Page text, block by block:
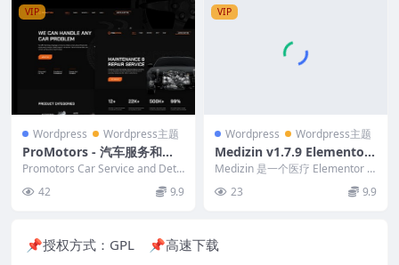
VIP
Wordpress Wordpress主题
ProMotors - 汽车服务和细
节 WordPress 主题 1.0.4
Promotors Car Service and Deta
42 9.9
VIP
Wordpress Wordpress主题
Medizin v1.7.9 Elementor
WooCommerce Medical T
Medizin 是一个医疗 Elementor W
23 9.9
📌授权方式： GPL 📌高速下载